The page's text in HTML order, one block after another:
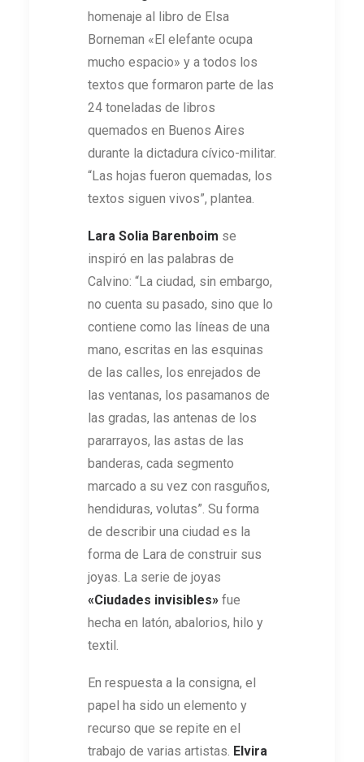
homenaje al libro de Elsa
Borneman «El elefante ocupa
mucho espacio» y a todos los
textos que formaron parte de las
24 toneladas de libros
quemados en Buenos Aires
durante la dictadura cívico-militar.
“Las hojas fueron quemadas, los
textos siguen vivos”, plantea.
Lara Solia Barenboim se
inspiró en las palabras de
Calvino: “La ciudad, sin embargo,
no cuenta su pasado, sino que lo
contiene como las líneas de una
mano, escritas en las esquinas
de las calles, los enrejados de
las ventanas, los pasamanos de
las gradas, las antenas de los
pararrayos, las astas de las
banderas, cada segmento
marcado a su vez con rasguños,
hendiduras, volutas”. Su forma
de describir una ciudad es la
forma de Lara de construir sus
joyas. La serie de joyas
«Ciudades invisibles» fue
hecha en latón, abalorios, hilo y
textil.
En respuesta a la consigna, el
papel ha sido un elemento y
recurso que se repite en el
trabajo de varias artistas. Elvira